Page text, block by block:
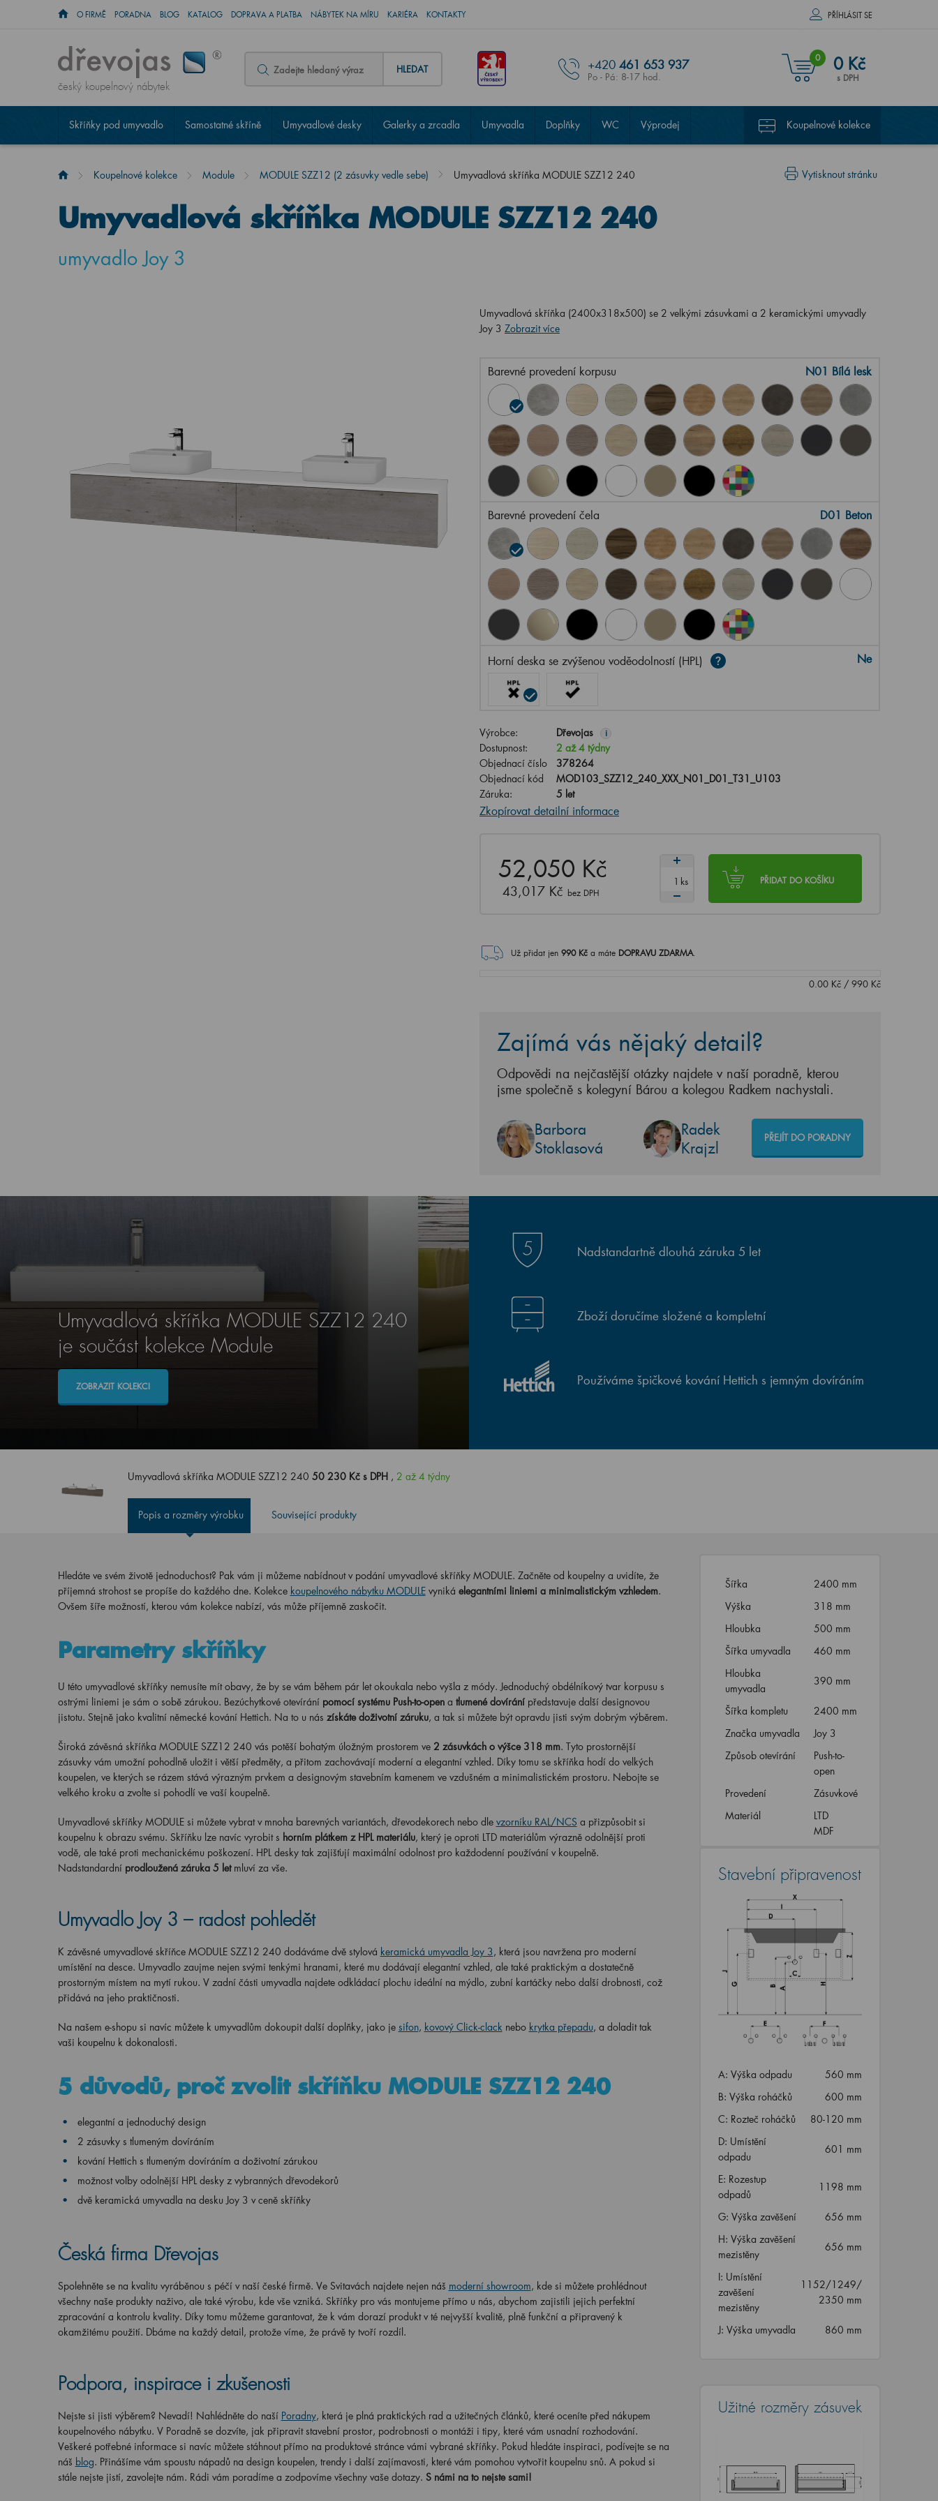
O FIRMĚ PORADNA BLOG KATALOG DOPRAVA A PLATBA NÁBYTEK NA MÍRU KARIÉRA KONTAKTY PŘÍHLÁSIT SE
český koupelnový nábytek
HLEDAT +420 461 653 937
Po - Pá: 8-17 hod.
0 0 Kč
s DPH
Skříňky pod umyvadlo Samostatné skříně Umyvadlové desky Galerky a zrcadla Umyvadla Doplňky WC Výprodej Koupelnové kolekce
Vytisknout stránku
Koupelnové kolekce Module MODULE SZZ12 (2 zásuvky vedle sebe) Umyvadlová skříňka MODULE SZZ12 240
Umyvadlová skříňka MODULE SZZ12 240
umyvadlo Joy 3
Umyvadlová skříňka (2400x318x500) se 2 velkými zásuvkami a 2 keramickými umyvadly
Joy 3 Zobrazit více
Barevné provedení korpusu N01 Bílá lesk
Barevné provedení čela D01 Beton
Horní deska se zvýšenou voděodolností (HPL) Ne
Výrobce: Dřevojas i
Dostupnost:
2 až 4 týdny
Objednací číslo
378264
Objednací kód
MOD103_SZZ12_240_XXX_N01_D01_T31_U103
Záruka:
5 let
Zkopírovat detailní informace
52,050 Kč
43,017 Kč bez DPH
PŘIDAT DO KOŠÍKU
ks
Už přidat jen 990Kč a máte DOPRAVU ZDARMA.
0.00Kč/ 990Kč
Zajímá vás nějaký detail?
Odpovědi na nejčastější otázky najdete v naší poradně, kterou
jsme společně s kolegyní Bárou a kolegou Radkem nachystali.
Barbora
Stoklasová
Radek
Krajzl
PŘEJÍT DO PORADNY
Umyvadlová skříňka MODULE SZZ12 240
je součást kolekce Module
ZOBRAZIT KOLEKCI
Nadstandartně dlouhá záruka 5 let
Zboží doručíme složené a kompletní
Používáme špičkové kování Hettich s jemným dovíráním
Umyvadlová skříňka MODULE SZZ12 24050 230 Kč s DPH , 2 až 4 týdny
Popis a rozměry výrobku Související produkty
Hledáte ve svém životě jednoduchost? Pak vám ji můžeme nabídnout v podání umyvadlové skříňky MODULE. Začněte od koupelny a uvidíte, že
příjemná strohost se propíše do každého dne. Kolekce koupelnového nábytku MODULE vyniká elegantními liniemi a minimalistickým vzhledem.
Ovšem šíře možností, kterou vám kolekce nabízí, vás může příjemně zaskočit.
Parametry skříňky
U této umyvadlové skříňky nemusíte mít obavy, že by se vám během pár let okoukala nebo vyšla z módy. Jednoduchý obdélníkový tvar korpusu s
ostrými liniemi je sám o sobě zárukou. Bezúchytkové otevírání pomocí systému Push-to-open a tlumené dovírání představuje další designovou
jistotu. Stejně jako kvalitní německé kování Hettich. Na to u nás získáte doživotní záruku, a tak si můžete být opravdu jisti svým dobrým výběrem.
Široká závěsná skříňka MODULE SZZ12 240 vás potěší bohatým úložným prostorem ve 2 zásuvkách o výšce 318 mm. Tyto prostornější
zásuvky vám umožní pohodlně uložit i větší předměty, a přitom zachovávají moderní a elegantní vzhled. Díky tomu se skříňka hodí do velkých
koupelen, ve kterých se rázem stává výrazným prvkem a designovým stavebním kamenem ve vzdušném a minimalistickém prostoru. Nebojte se
velkého kroku a zvolte si pohodlí ve vaší koupelně.
Umyvadlové skříňky MODULE si můžete vybrat v mnoha barevných variantách, dřevodekorech nebo dle vzorníku RAL/NCS a přizpůsobit si
koupelnu k obrazu svému. Skříňku lze navíc vyrobit s horním plátkem z HPL materiálu, který je oproti LTD materiálům výrazně odolnější proti
vodě, ale také proti mechanickému poškození. HPL desky tak zajišťují maximální odolnost pro každodenní používání v koupelně.
Nadstandardní prodloužená záruka 5 let mluví za vše.
Umyvadlo Joy 3 – radost pohledět
K závěsné umyvadlové skříňce MODULE SZZ12 240 dodáváme dvě stylová keramická umyvadla Joy 3, která jsou navržena pro moderní
umístění na desce. Umyvadlo zaujme nejen svými tenkými hranami, které mu dodávají elegantní vzhled, ale také praktickým a dostatečně
prostorným místem na mytí rukou. V zadní části umyvadla najdete odkládací plochu ideální na mýdlo, zubní kartáčky nebo další drobnosti, což
přidává na jeho praktičnosti.
Na našem e-shopu si navíc můžete k umyvadlům dokoupit další doplňky, jako je sifon, kovový Click-clacknebo krytka přepadu, a doladit tak
vaši koupelnu k dokonalosti.
5 důvodů, proč zvolit skříňku MODULE SZZ12 240
elegantní a jednoduchý design
2 zásuvky s tlumeným dovíráním
kování Hettich s tlumeným dovíráním a doživotní zárukou
možnost volby odolnější HPL desky z vybranných dřevodekorů
dvě keramická umyvadla na desku Joy 3 v ceně skříňky
Česká firma Dřevojas
Spolehněte se na kvalitu vyráběnou s péčí v naší české firmě. Ve Svitavách najdete nejen náš moderní showroom, kde si můžete prohlédnout
všechny naše produkty naživo, ale také výrobu, kde vše vzniká. Skříňky pro vás montujeme přímo u nás, abychom zajistili jejich perfektní
zpracování a kontrolu kvality. Díky tomu můžeme garantovat, že k vám dorazí produkt v té nejvyšší kvalitě, plně funkční a připravený k
okamžitému použití. Dbáme na každý detail, protože víme, že právě ty tvoří rozdíl.
Podpora, inspirace i zkušenosti
Nejste si jisti výběrem? Nevadí! Nahlédněte do naší Poradny, která je plná praktických rad a užitečných článků, které oceníte před nákupem
koupelnového nábytku. V Poradně se dozvíte, jak připravit stavební prostor, podrobnosti o montáži i tipy, které vám usnadní rozhodování.
Veškeré potřebné informace si navíc můžete stáhnout přímo na produktové stránce vámi vybrané skříňky. Pokud hledáte inspiraci, podívejte se na
náš blog. Přinášíme vám spoustu nápadů na design koupelen, trendy i další zajímavosti, které vám pomohou vytvořit koupelnu snů. A pokud si
stále nejste jistí, zavolejte nám. Rádi vám poradíme a zodpovíme všechny vaše dotazy. S námi na to nejste sami!
Šířka
2400 mm
Výška
318 mm
Hloubka
500 mm
Šířka umyvadla
460 mm
Hloubka
umyvadla
390 mm
Šířka kompletu
2400 mm
Značka umyvadla
Joy 3
Způsob otevírání
Push-to-
open
Provedení
Zásuvkové
Materiál
LTD
MDF
Stavební připravenost
A: Výška odpadu
560 mm
B: Výška roháčků
600 mm
C: Rozteč roháčků
80-120 mm
D: Umístění
odpadu
601 mm
E: Rozestup
odpadů
1198 mm
G: Výška zavěšení
656 mm
H: Výška zavěšení
mezistěny
656 mm
I: Umístění
zavěšení
mezistěny
1152/1249/
2350 mm
J: Výška umyvadla 860 mm
Užitné rozměry zásuvek